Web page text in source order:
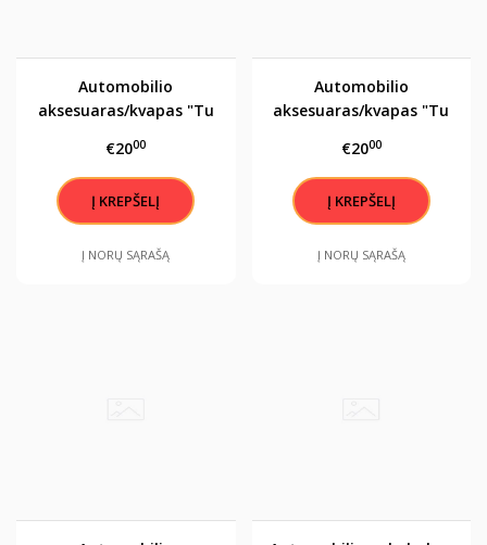
Automobilio
aksesuaras/kvapas "Tu
priežastis"
€2000
Į NORŲ SĄRAŠĄ
Automobilio
aksesuaras/kvapas "Tu
priežastis"
€2000
Į NORŲ SĄRAŠĄ